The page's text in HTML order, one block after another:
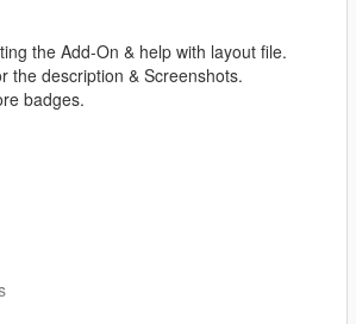
the Add-On & help with layout file.
the description & Screenshots.
badges.